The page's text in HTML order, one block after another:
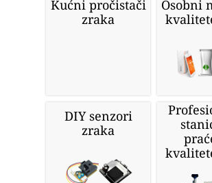
Kućni pročistači
zraka
Osobni
DIY senzori
zraka